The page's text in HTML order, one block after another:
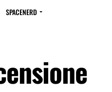
SPACENERD